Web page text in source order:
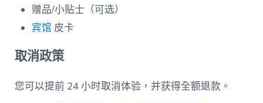
赠品/小贴士（可选）
宾馆 皮卡
取消政策
您可以提前 24 小时取消体验，并获得全额退款。